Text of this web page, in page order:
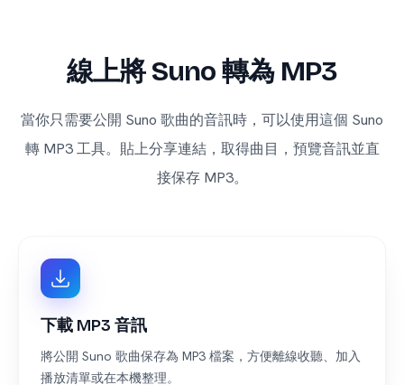
線上將 Suno 轉為 MP3
當你只需要公開 Suno 歌曲的音訊時，可以使用這個 Suno
轉 MP3 工具。貼上分享連結，取得曲目，預覽音訊並直
接保存 MP3。
下載 MP3 音訊
將公開 Suno 歌曲保存為 MP3 檔案，方便離線收聽、加入
播放清單或在本機整理。